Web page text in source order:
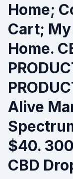
Home;
Cart;
Home.
Alive
$40.
CBD